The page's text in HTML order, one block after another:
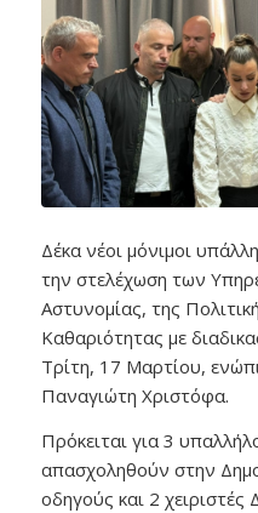
Δέκα νέοι μόνιμοι
την στελέχωση των
Αστυνομίας, της
Καθαριότητας με
Τρίτη, 17 Μαρτίου,
Παναγιώτη Χριστόφα.
Πρόκειται για 3
απασχοληθούν στην
οδηγούς και 2